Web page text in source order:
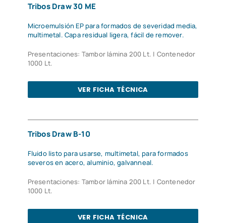
Tribos Draw 30 ME
Microemulsión EP para formados de severidad media,
multimetal. Capa residual ligera, fácil de remover.
Presentaciones: Tambor lámina 200 Lt. | Contenedor
1000 Lt.
VER FICHA TÉCNICA
Tribos Draw B-10
Fluido listo para usarse, multimetal, para formados
severos en acero, aluminio, galvanneal.
Presentaciones: Tambor lámina 200 Lt. | Contenedor
1000 Lt.
VER FICHA TÉCNICA